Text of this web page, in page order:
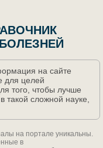
на сайте
для целей
того, чтобы лучше
такой сложной науке,
на портале уникальны.
в